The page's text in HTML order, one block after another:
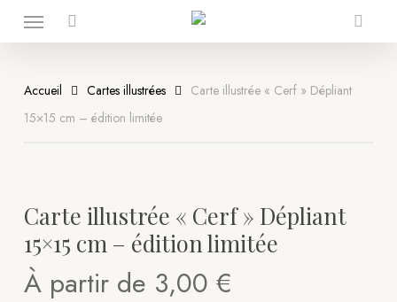
search
Menu
Cart Close
Accueil Cartes illustrées
Carte illustrée « Cerf » Dépliant
15×15 cm – édition limitée
Carte illustrée « Cerf » Dépliant
15×15 cm – édition limitée
À partir de 3,00 €